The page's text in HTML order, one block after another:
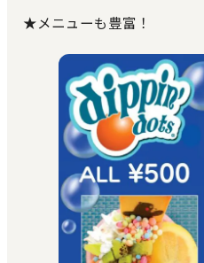
★メニューも豊富！